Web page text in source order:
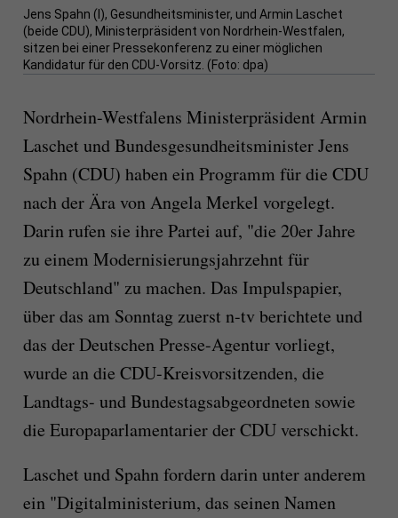
Jens Spahn (l), Gesundheitsminister, und Armin Laschet
(beide CDU), Ministerpräsident von Nordrhein-Westfalen,
sitzen bei einer Pressekonferenz zu einer möglichen
Kandidatur für den CDU-Vorsitz. (Foto: dpa)
Nordrhein-Westfalens Ministerpräsident Armin
Laschet und Bundesgesundheitsminister Jens
Spahn (CDU) haben ein Programm für die CDU
nach der Ära von Angela Merkel vorgelegt.
Darin rufen sie ihre Partei auf, "die 20er Jahre
zu einem Modernisierungsjahrzehnt für
Deutschland" zu machen. Das Impulspapier,
über das am Sonntag zuerst n-tv berichtete und
das der Deutschen Presse-Agentur vorliegt,
wurde an die CDU-Kreisvorsitzenden, die
Landtags- und Bundestagsabgeordneten sowie
die Europaparlamentarier der CDU verschickt.
Laschet und Spahn fordern darin unter anderem
ein "Digitalministerium, das seinen Namen